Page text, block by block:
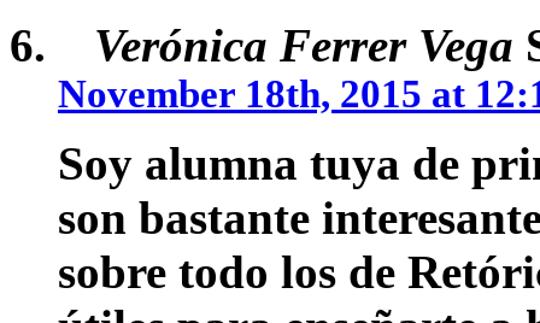
Verónica Ferrer Vega
November 18th, 2015 at
Soy alumna tuya de
son bastante
sobre todo los de